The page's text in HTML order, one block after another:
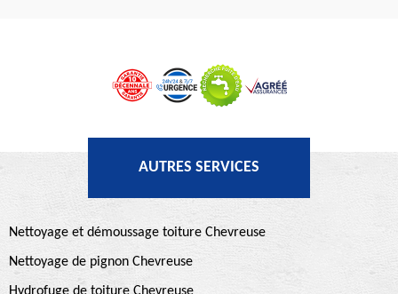
AUTRES SERVICES
Nettoyage et démoussage toiture Chevreuse
Nettoyage de pignon Chevreuse